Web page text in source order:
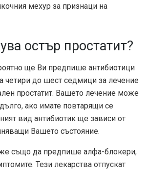
мехур за признаци на
остър простатит?
ще Ви предпише антибиотици
четири до шест седмици за лечение
простатит. Вашето лечение може
ако имате повтарящи се
вид антибиотик ще зависи от
Вашето състояние.
също да предпише алфа-блокери,
Тези лекарства отпускат